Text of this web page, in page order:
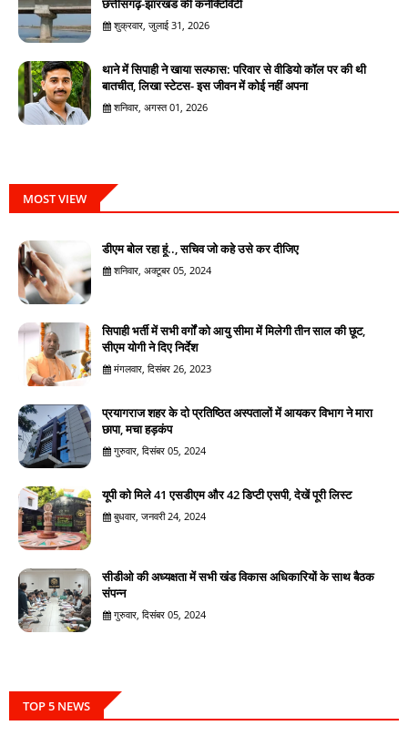
छत्तीसगढ़-झारखंड की कनेक्टिविटी
शुक्रवार, जुलाई 31, 2026
थाने में सिपाही ने खाया सल्फास: परिवार से वीडियो कॉल पर की थी
बातचीत, लिखा स्टेटस- इस जीवन में कोई नहीं अपना
शनिवार, अगस्त 01, 2026
MOST VIEW
डीएम बोल रहा हूं.., सचिव जो कहे उसे कर दीजिए
शनिवार, अक्टूबर 05, 2024
सिपाही भर्ती में सभी वर्गों को आयु सीमा में मिलेगी तीन साल की छूट,
सीएम योगी ने दिए निर्देश
मंगलवार, दिसंबर 26, 2023
प्रयागराज शहर के दो प्रतिष्ठित अस्पतालों में आयकर विभाग ने मारा
छापा, मचा हड़कंप
गुरुवार, दिसंबर 05, 2024
यूपी को मिले 41 एसडीएम और 42 डिप्टी एसपी, देखें पूरी लिस्ट
बुधवार, जनवरी 24, 2024
सीडीओ की अध्यक्षता में सभी खंड विकास अधिकारियों के साथ बैठक
संपन्न
गुरुवार, दिसंबर 05, 2024
TOP 5 NEWS